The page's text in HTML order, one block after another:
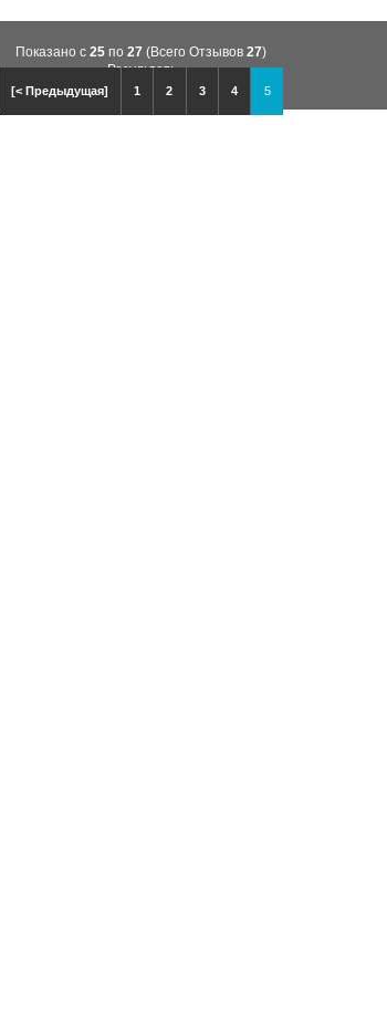
Показано с 25по 27 (Всего Отзывов 27)
Результат:
[< Предыдущая] 1 2 3 4 5